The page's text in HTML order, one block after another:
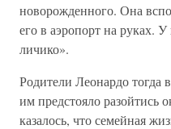
новорожденного. Она
его в аэропорт на руках.
личико».
Родители Леонардо тогда
им предстояло разойтись
казалось, что семейная